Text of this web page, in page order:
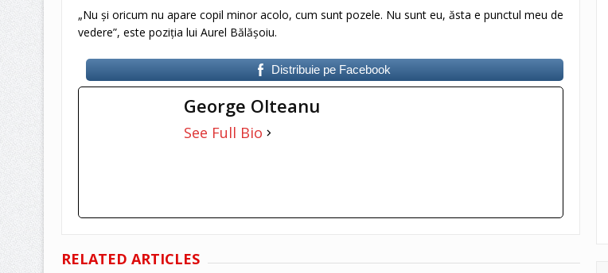
„Nu și oricum nu apare copil minor acolo, cum sunt pozele. Nu sunt eu, ăsta e punctul meu de
vedere”, este poziția lui Aurel Bălășoiu.
Distribuie pe Facebook
George Olteanu
See Full Bio
RELATED ARTICLES